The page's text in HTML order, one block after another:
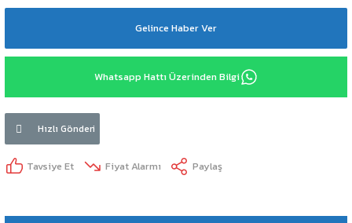
Gelince Haber Ver
Whatsapp Hattı Üzerinden Bilgi
Hızlı Gönderi
Tavsiye Et Fiyat Alarmı Paylaş